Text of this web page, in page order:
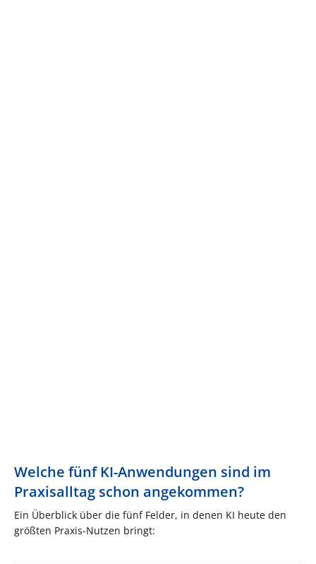
Welche fünf KI-Anwendungen sind im
Praxisalltag schon angekommen?
Ein Überblick über die fünf Felder, in denen KI heute den
größten Praxis-Nutzen bringt: